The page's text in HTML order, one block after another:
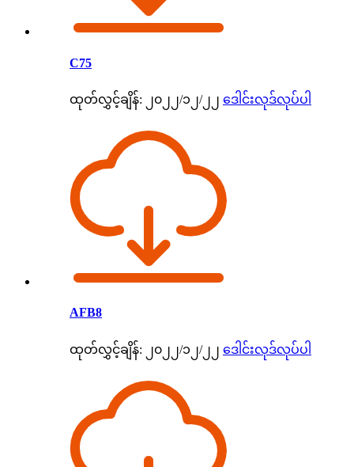
C75
ထုတ်လွှင့်ချိန်: ၂၀၂၂/၁၂/၂၂ ဒေါင်းလုဒ်လုပ်ပါ
AFB8
ထုတ်လွှင့်ချိန်: ၂၀၂၂/၁၂/၂၂ ဒေါင်းလုဒ်လုပ်ပါ